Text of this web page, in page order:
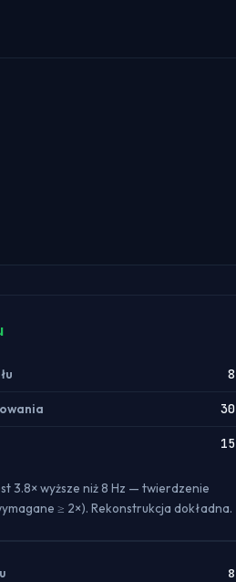
8
30
15
3.8× wyższe niż 8 Hz — twierdzenie
≥ 2×). Rekonstrukcja dokładna.
8